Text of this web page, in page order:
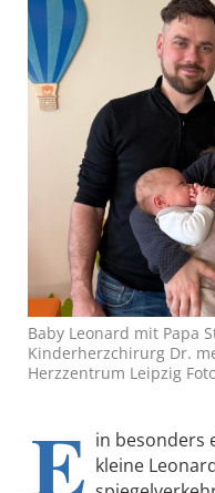
Baby Leonard mit Papa
Kinderherzchirurg Dr.
Herzzentrum Leipzig
E in besonders
kleine